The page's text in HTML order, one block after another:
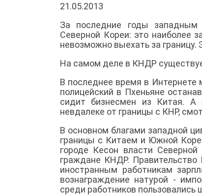
21.05.2013
За последние годы
Северной Кореи: это наиболее
невозможно выехать за
На самом деле в КНДР
В последнее время в
полицейский в Пхеньяне
сидит бизнесмен из Китая. А
невдалеке от границы с КНР,
В основном благами западной
границы с Китаем и Южной
городе Кесон власти
граждане КНДР.
иностранным работникам
вознаграждение натурой -
среди работников